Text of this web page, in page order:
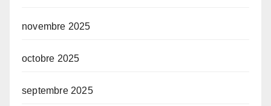
novembre 2025
octobre 2025
septembre 2025